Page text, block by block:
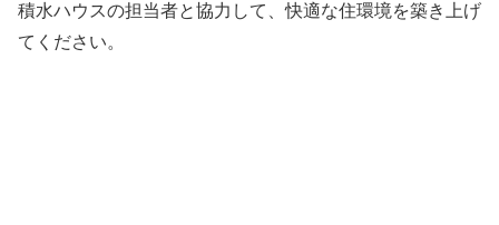
積水ハウスの担当者と協力して、快適な住環境を築き上げ
てください。